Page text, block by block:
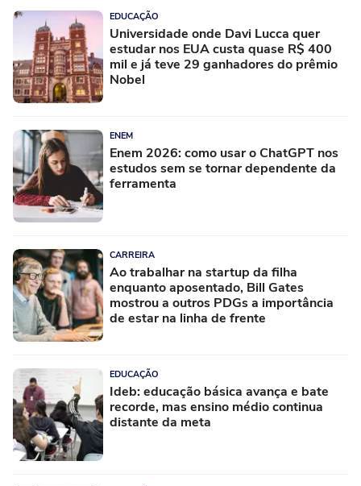
EDUCAÇÃO
Universidade onde Davi Lucca quer
estudar nos EUA custa quase R$ 400
mil e já teve 29 ganhadores do prêmio
Nobel
ENEM
Enem 2026: como usar o ChatGPT nos
estudos sem se tornar dependente da
ferramenta
CARREIRA
Ao trabalhar na startup da filha
enquanto aposentado, Bill Gates
mostrou a outros PDGs a importância
de estar na linha de frente
EDUCAÇÃO
Ideb: educação básica avança e bate
recorde, mas ensino médio continua
distante da meta